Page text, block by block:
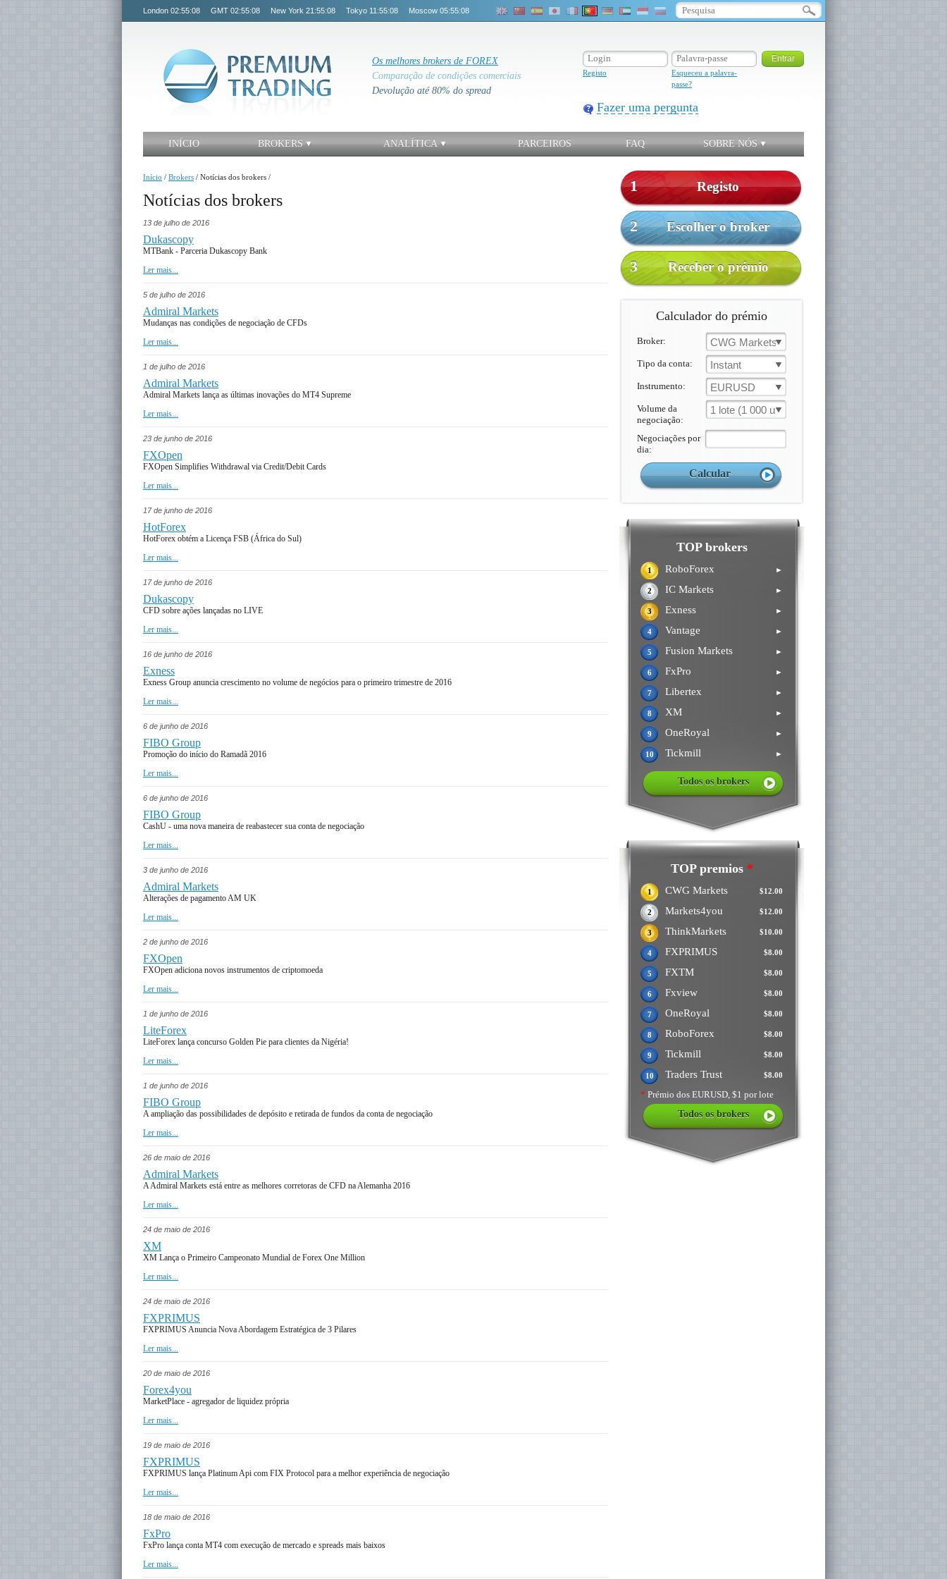
London 02:55:09 GMT 02:55:09 New York 21:55:09 Tokyo 11:55:09 Moscow 05:55:09
Os melhores brokers de FOREX
Comparação de condições comerciais
Devolução até 80% do spread
Registo
Esqueceu a palavra-
passe?
Fazer uma pergunta
INÍCIO BROKERS ANALÍTICA PARCEIROS FAQ SOBRE NÓS
1 Registo
2 Escolher o broker
3 Receber o prémio
Calculador do prémio
Broker: CWG Markets
Tipo da conta: Instant
Instrumento: EURUSD
Volume da
negociação:
1 lote (1 000 un.)
Negociações por
dia:
TOP brokers
1 RoboForex ►
2 IC Markets ►
3 Exness ►
4 Vantage ►
5 Fusion Markets ►
6 FxPro ►
7 Libertex ►
8 XM ►
9 OneRoyal ►
10 Tickmill ►
Todos os brokers
TOP premios *
$12.00
1 CWG Markets
$12.00
2 Markets4you
$10.00
3 ThinkMarkets
$8.00
4 FXPRIMUS
$8.00
5 FXTM
$8.00
6 Fxview
$8.00
7 OneRoyal
$8.00
8 RoboForex
$8.00
9 Tickmill
$8.00
10 Traders Trust
* Prémio dos EURUSD, $1 por lote
Todos os brokers
Início / Brokers / Notícias dos brokers /
Notícias dos brokers
13 de julho de 2016
Dukascopy
MTBank - Parceria Dukascopy Bank
Ler mais...
5 de julho de 2016
Admiral Markets
Mudanças nas condições de negociação de CFDs
Ler mais...
1 de julho de 2016
Admiral Markets
Admiral Markets lança as últimas inovações do MT4 Supreme
Ler mais...
23 de junho de 2016
FXOpen
FXOpen Simplifies Withdrawal via Credit/Debit Cards
Ler mais...
17 de junho de 2016
HotForex
HotForex obtém a Licença FSB (África do Sul)
Ler mais...
17 de junho de 2016
Dukascopy
CFD sobre ações lançadas no LIVE
Ler mais...
16 de junho de 2016
Exness
Exness Group anuncia crescimento no volume de negócios para o primeiro trimestre de 2016
Ler mais...
6 de junho de 2016
FIBO Group
Promoção do início do Ramadã 2016
Ler mais...
6 de junho de 2016
FIBO Group
CashU - uma nova maneira de reabastecer sua conta de negociação
Ler mais...
3 de junho de 2016
Admiral Markets
Alterações de pagamento AM UK
Ler mais...
2 de junho de 2016
FXOpen
FXOpen adiciona novos instrumentos de criptomoeda
Ler mais...
1 de junho de 2016
LiteForex
LiteForex lança concurso Golden Pie para clientes da Nigéria!
Ler mais...
1 de junho de 2016
FIBO Group
A ampliação das possibilidades de depósito e retirada de fundos da conta de negociação
Ler mais...
26 de maio de 2016
Admiral Markets
A Admiral Markets está entre as melhores corretoras de CFD na Alemanha 2016
Ler mais...
24 de maio de 2016
XM
XM Lança o Primeiro Campeonato Mundial de Forex One Million
Ler mais...
24 de maio de 2016
FXPRIMUS
FXPRIMUS Anuncia Nova Abordagem Estratégica de 3 Pilares
Ler mais...
20 de maio de 2016
Forex4you
MarketPlace - agregador de liquidez própria
Ler mais...
19 de maio de 2016
FXPRIMUS
FXPRIMUS lança Platinum Api com FIX Protocol para a melhor experiência de negociação
Ler mais...
18 de maio de 2016
FxPro
FxPro lança conta MT4 com execução de mercado e spreads mais baixos
Ler mais...